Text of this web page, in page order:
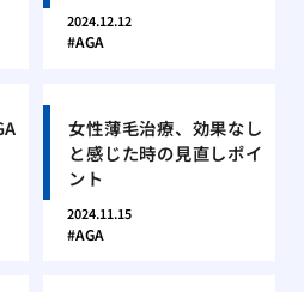
2024.12.12
AGA
女性薄毛治療、効果なし
と感じた時の見直しポイ
ント
2024.11.15
AGA